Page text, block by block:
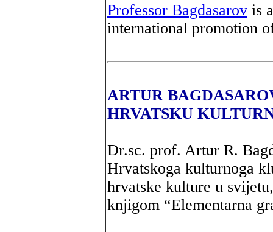
Professor Bagdasarov is
international promotion
ARTUR
HRVATSKU
Dr.sc. prof. Artur R.
Hrvatskoga kulturnoga
hrvatske kulture u
knjigom “Elementarna